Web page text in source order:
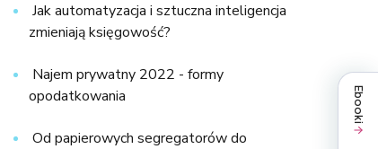
Ebooki
Jak automatyzacja i sztuczna inteligencja
zmieniają księgowość?
Najem prywatny 2022 - formy
opodatkowania
Od papierowych segregatorów do